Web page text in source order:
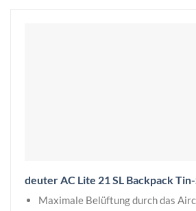
deuter AC Lite 21 SL Backpack
Maximale Belüftung durch das